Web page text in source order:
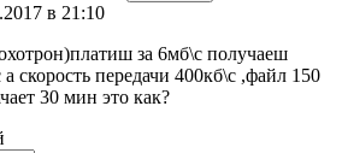
в 21:10
за 6мб\с получаеш
скорость передачи 400кб\с ,файл 150
30 мин это как?